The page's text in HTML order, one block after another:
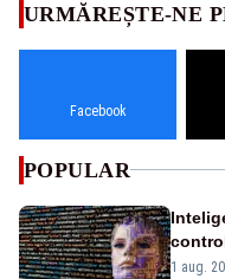
URMĂREȘTE-NE
Facebook
POPULAR
poate
1 aug.